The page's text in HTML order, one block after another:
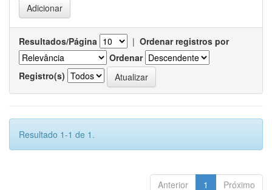
Resultados/Página | Ordenar registros por
Ordenar
Registro(s)
Resultado 1-1 de 1.
Anterior 1 Próximo